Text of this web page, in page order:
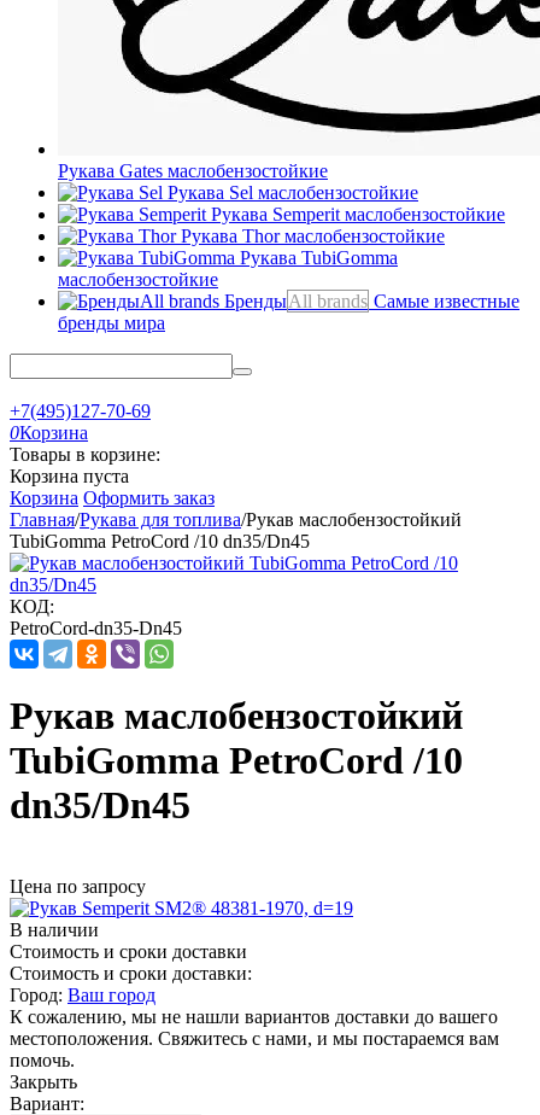
Рукава Gates маслобензостойкие
Рукава Sel маслобензостойкие
Рукава Semperit маслобензостойкие
Рукава Thorмаслобензостойкие
Рукава TubiGomma
маслобензостойкие
БрендыAll brands Самые известные
бренды мира
+7(495)127-70-69
0Корзина
Товары в корзине:
Корзина пуста
Корзина Оформить заказ
Главная/Рукава для топлива/Рукав маслобензостойкий
TubiGomma PetroCord /10 dn35/Dn45
КОД:
PetroCord-dn35-Dn45
Рукав маслобензостойкий
TubiGomma PetroCord /10
dn35/Dn45
Цена по запросу
В наличии
Стоимость и сроки доставки
Стоимость и сроки доставки:
Город: Ваш город
К сожалению, мы не нашли вариантов доставки до вашего
местоположения. Свяжитесь с нами, и мы постараемся вам
помочь.
Закрыть
Вариант: